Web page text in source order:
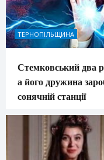
ТЕРНОПІЛЬЩИНА
Стемковський два
а його дружина
сонячній станції